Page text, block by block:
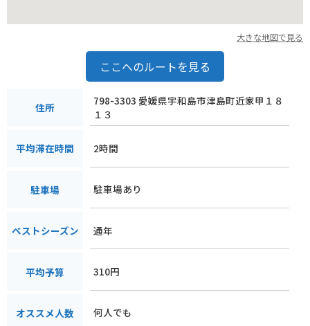
大きな地図で見る
ここへのルートを見る
住所
798-3303 愛媛県宇和島市津島町近家甲１８
１３
平均滞在時間 2時間
駐車場 駐車場あり
ベストシーズン 通年
平均予算 310円
オススメ人数 何人でも